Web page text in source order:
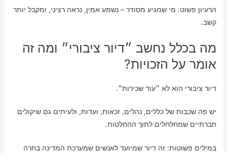
הרעיון פשוט: מי שמגיע מסודר – נשמע אמין, נראה רציני, ומקבל יותר
קשב.
מה בכלל נחשב ״דיור ציבורי״ ומה זה
אומר על הזכויות?
דיור ציבורי הוא לא ״עוד שכירות״.
יש פה שכבות של כללים, נהלים, זכאות, ועדות, ולעיתים גם שיקולים
חברתיים שמחלחלים לתוך ההחלטות.
במילים פשוטות: זה דיור שמיועד לאנשים שמערכת המדינה בחרה